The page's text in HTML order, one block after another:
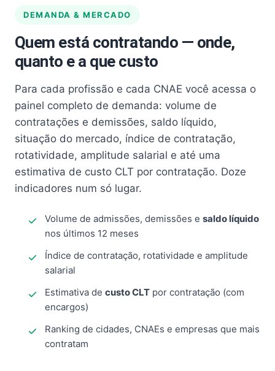
DEMANDA & MERCADO
Quem está contratando — onde,
quanto e a que custo
Para cada profissão e cada CNAE você acessa o
painel completo de demanda: volume de
contratações e demissões, saldo líquido,
situação do mercado, índice de contratação,
rotatividade, amplitude salarial e até uma
estimativa de custo CLT por contratação. Doze
indicadores num só lugar.
Volume de admissões, demissões e saldo líquido
nos últimos 12 meses
Índice de contratação, rotatividade e amplitude
salarial
Estimativa de custo CLT por contratação (com
encargos)
Ranking de cidades, CNAEs e empresas que mais
contratam